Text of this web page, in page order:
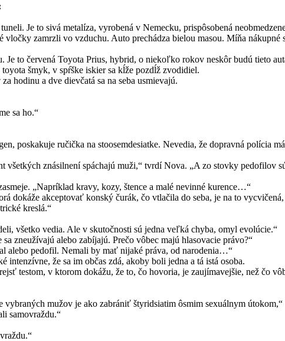
Je to sivá metalíza, vyrobená v Nemecku, prispôsobená
vločky zamrzli vo vzduchu. Auto prechádza bielou masou. Míňa
Je to červená Toyota Prius, hybrid, o niekoľko rokov neskôr budú tieto
šmyk, v spŕške iskier sa kĺže pozdĺž zvodidiel.
hodinu a dve dievčatá sa na seba usmievajú.
sa ho.“
poskakuje ručička na stoosemdesiatke. Nevedia, že dopravná polícia
všetkých znásilnení spáchajú muži,“ tvrdí Nova. „A zo stovky pedofilov
„Napríklad kravy, kozy, štence a malé nevinné kurence…“
dokáže akceptovať konský čurák, čo vtlačila do seba, je na to
kreslá.“
všetko vedia. Ale v skutočnosti sú jedna veľká chyba, omyl evolúcie.“
zneužívajú alebo zabíjajú. Prečo vôbec majú hlasovacie právo?“
alebo pedofil. Nemali by mať nijaké práva, od narodenia…“
že sa im občas zdá, akoby boli jedna a tá istá osoba.
testom, v ktorom dokážu, že to, čo hovoria, je zaujímavejšie, než čo
mužov je ako zabrániť štyridsiatim ôsmim sexuálnym
samovraždu.“